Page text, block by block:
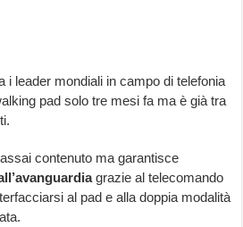
i leader mondiali in campo di telefonia
pad solo tre mesi fa ma è già tra
contenuto ma garantisce
grazie al telecomando
al pad e alla doppia modalità